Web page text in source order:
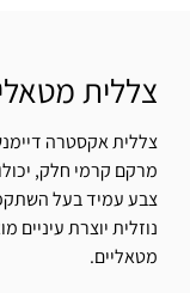
צללית
צללית אקסטרה
מרקם קרמי חלק,
צבע עמיד בעל
נוזלית יוצרת עיניים
מטאליים.